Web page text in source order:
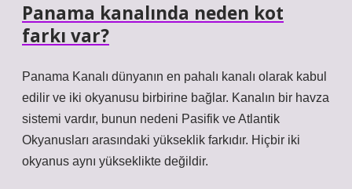
Panama kanalında neden kot
farkı var?
Panama Kanalı dünyanın en pahalı kanalı olarak kabul
edilir ve iki okyanusu birbirine bağlar. Kanalın bir havza
sistemi vardır, bunun nedeni Pasifik ve Atlantik
Okyanusları arasındaki yükseklik farkıdır. Hiçbir iki
okyanus aynı yükseklikte değildir.